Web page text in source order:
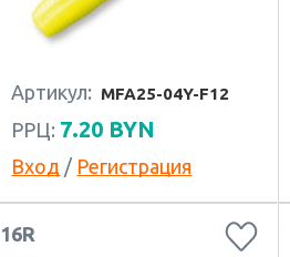
Артикул: MFA25-04Y-F12
РРЦ: 7.20 BYN
Вход / Регистрация
16R